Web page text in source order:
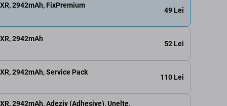
2942mAh
52 Lei
2942mAh, FixPremium
49 Lei
2942mAh, Service Pack
110 Lei
2942mAh, Adeziv (Adhesive), Unelte,